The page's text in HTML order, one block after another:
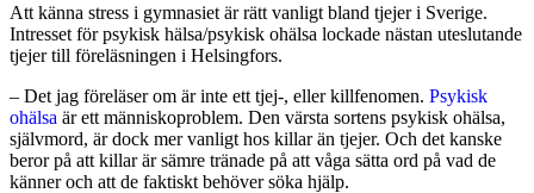
Att känna stress i gymnasiet är rätt vanligt bland tjejer i Sverige.
Intresset för psykisk hälsa/psykisk ohälsa lockade nästan uteslutande
tjejer till föreläsningen i Helsingfors.
– Det jag föreläser om är inte ett tjej-, eller killfenomen. Psykisk
ohälsa är ett människoproblem. Den värsta sortens psykisk ohälsa,
självmord, är dock mer vanligt hos killar än tjejer. Och det kanske
beror på att killar är sämre tränade på att våga sätta ord på vad de
känner och att de faktiskt behöver söka hjälp.